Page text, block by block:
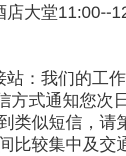
店大堂11:00--
站：我们的工
方式通知您次
类似短信，请
比较集中及